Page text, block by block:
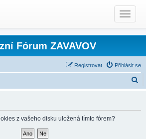
T
o
g
l
e
n
Fórum ZAVAVOV
Přihlásit se
Registrovat
z vašeho disku uložená tímto fórem?